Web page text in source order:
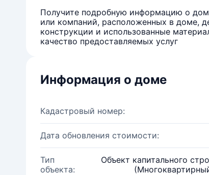
Получите подробную информацию о
или компаний, расположенных в доме,
конструкции и использованные
качество предоставляемых услуг
Информация о доме
Кадастровый номер:
Дата обновления стоимости:
Тип
объекта:
Объект капитального